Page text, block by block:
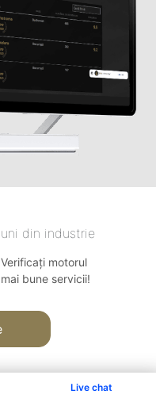
Live chat
din industrie
motorul
bune servicii!